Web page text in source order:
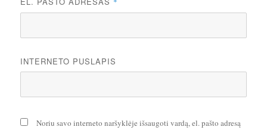
INTERNETO PUSLAPIS
Noriu savo interneto naršyklėje išsaugoti vardą, el. pašto adresą